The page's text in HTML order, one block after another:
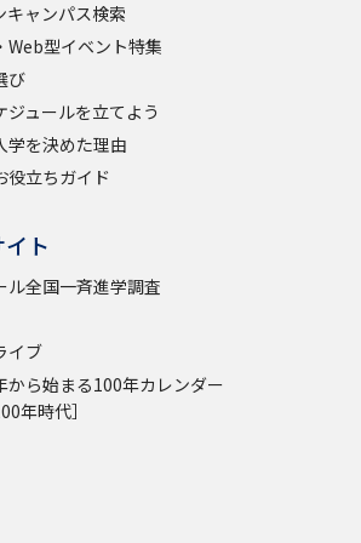
キャンパス検索
Web型イベント特集
び
ジュールを立てよう
学を決めた理由
役立ちガイド
ト
ル全国一斉進学調査
イブ
から始まる100年カレンダー
年時代］